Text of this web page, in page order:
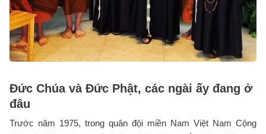
Đức Chúa và Đức Phật, các ngài ấy đang ở
đâu
Trước năm 1975, trong quân đội miền Nam Việt Nam Cộng